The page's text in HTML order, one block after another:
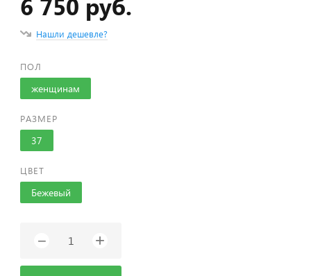
Нашли дешевле?
ПОЛ
женщинам
РАЗМЕР
37
ЦВЕТ
Бежевый
− +